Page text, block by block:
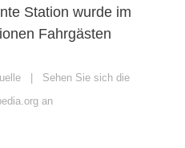
Station wurde im
Fahrgästen
Sehen Sie sich die
an